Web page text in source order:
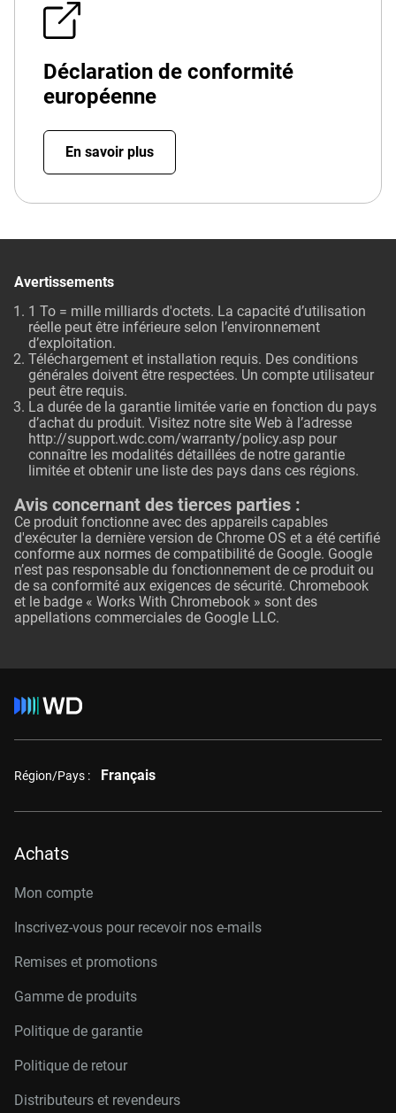
Déclaration de conformité
européenne
En savoir plus
Avertissements
1 To = mille milliards d'octets. La capacité d’utilisation
réelle peut être inférieure selon l’environnement
d’exploitation.
Téléchargement et installation requis. Des conditions
générales doivent être respectées. Un compte utilisateur
peut être requis.
La durée de la garantie limitée varie en fonction du pays
d’achat du produit. Visitez notre site Web à l’adresse
http://support.wdc.com/warranty/policy.asp pour
connaître les modalités détaillées de notre garantie
limitée et obtenir une liste des pays dans ces régions.
Avis concernant des tierces parties :
Ce produit fonctionne avec des appareils capables
d'exécuter la dernière version de Chrome OS et a été certifié
conforme aux normes de compatibilité de Google. Google
n’est pas responsable du fonctionnement de ce produit ou
de sa conformité aux exigences de sécurité. Chromebook
et le badge « Works With Chromebook » sont des
appellations commerciales de Google LLC.
Région/Pays : Français
Achats
Mon compte
Inscrivez-vous pour recevoir nos e-mails
Remises et promotions
Gamme de produits
Politique de garantie
Politique de retour
Distributeurs et revendeurs